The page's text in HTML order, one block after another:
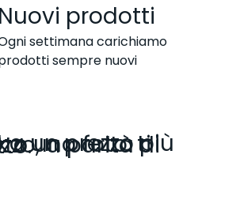
Nuovi prodotti
settimana carichiamo
sempre nuovi
e prodotto.